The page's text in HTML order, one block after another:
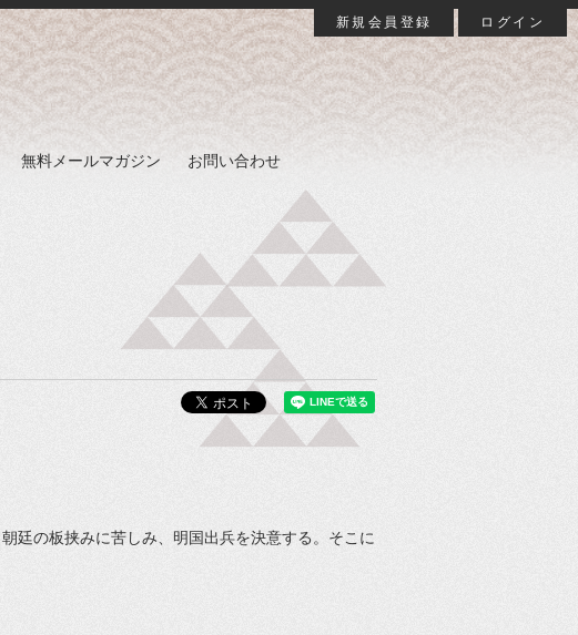
無料メールマガジン お問い合わせ
新規会員登録 ログイン
廷の板挟みに苦しみ、明国出兵を決意する。そこに